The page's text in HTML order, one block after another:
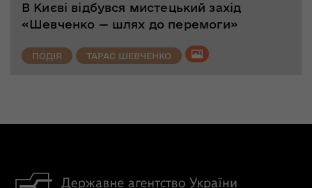
В Києві відбувся мистецький захід
«Шевченко — шлях до перемоги»
ПОДІЯ ТАРАС ШЕВЧЕНКО